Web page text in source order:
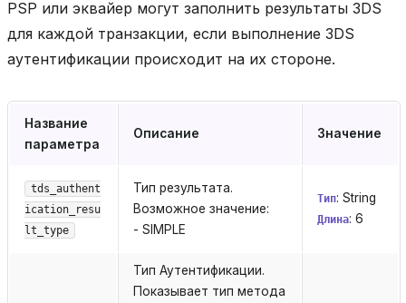
PSP или эквайер могут заполнить результаты 3DS
для каждой транзакции, если выполнение 3DS
аутентификации происходит на их стороне.
Название
параметра
Описание Значение
tds_authent
ication_resu
lt_type
Тип результата.
Возможное значение:
- SIMPLE
Тип: String
Длина: 6
Тип Аутентификации.
Показывает тип метода